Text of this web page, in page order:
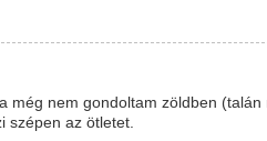
még nem gondoltam zöldben
szépen az ötletet.